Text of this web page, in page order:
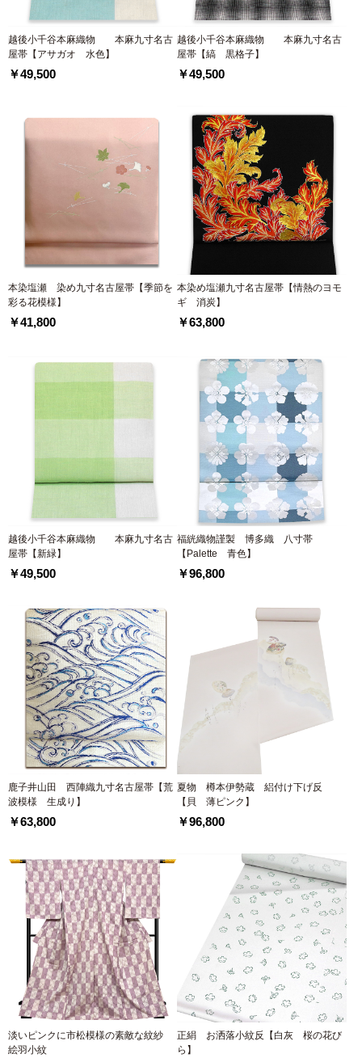
越後小千谷本麻織物 本麻九寸名古
屋帯【アサガオ 水色】
￥49,500
越後小千谷本麻織物 本麻九寸名古
屋帯【縞 黒格子】
￥49,500
本染塩瀬 染め九寸名古屋帯【季節を
彩る花模様】
￥41,800
本染め塩瀬九寸名古屋帯【情熱のヨモ
ギ 消炭】
￥63,800
越後小千谷本麻織物 本麻九寸名古
屋帯【新緑】
￥49,500
福絖織物謹製 博多織 八寸帯
【Palette 青色】
￥96,800
鹿子井山田 西陣織九寸名古屋帯【荒
波模様 生成り】
￥63,800
夏物 樽本伊勢蔵 絽付け下げ反
【貝 薄ピンク】
￥96,800
淡いピンクに市松模様の素敵な紋紗
絵羽小紋
正絹 お洒落小紋反【白灰 桜の花び
ら】